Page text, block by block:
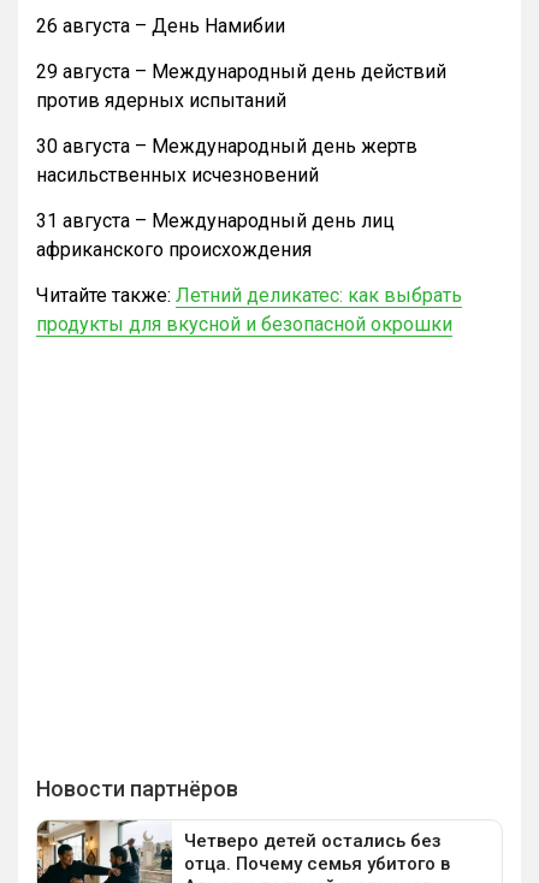
26 августа – День Намибии
29 августа – Международный день действий
против ядерных испытаний
30 августа – Международный день жертв
насильственных исчезновений
31 августа – Международный день лиц
африканского происхождения
Читайте также: Летний деликатес: как выбрать
продукты для вкусной и безопасной окрошки